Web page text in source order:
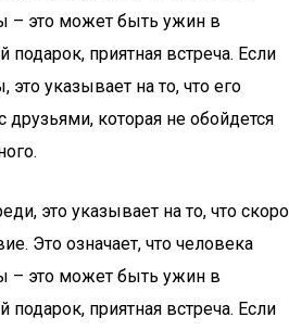
– это может быть ужин в
приятная встреча. Если
указывает на то, что его
друзьями, которая не обойдется
это указывает на то, что скоро
Это означает, что человека
– это может быть ужин в
приятная встреча. Если